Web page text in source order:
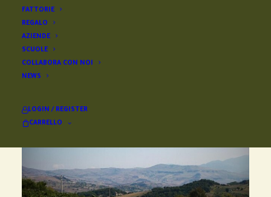
FATTORIE
REGALO
AZIENDE
SCUOLE
COLLABORA CON NOI
NEWS
LOGIN / REGISTER
CARRELLO